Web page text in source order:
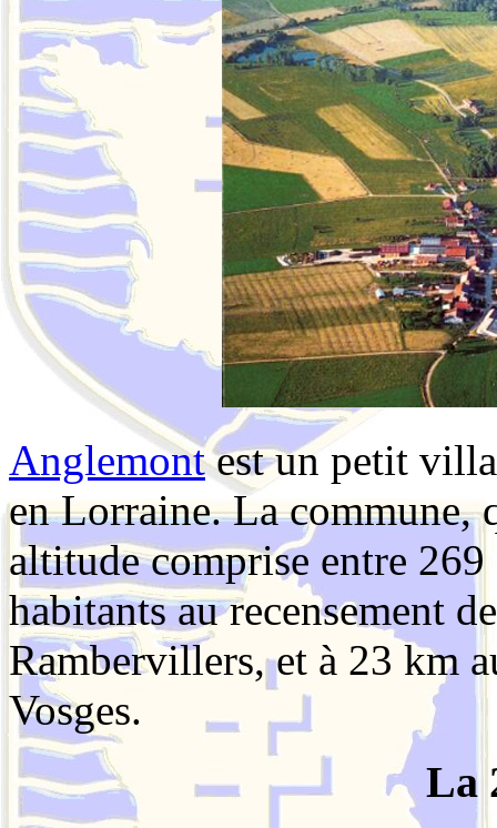
Anglemontest un petit
en Lorraine. La commune,
altitude comprise entre
habitants au recensement
Rambervillers, et à 23 km
Vosges.
La